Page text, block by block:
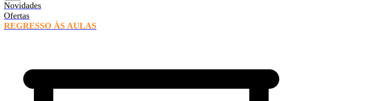
Novidades
Ofertas
REGRESSO ÀS AULAS